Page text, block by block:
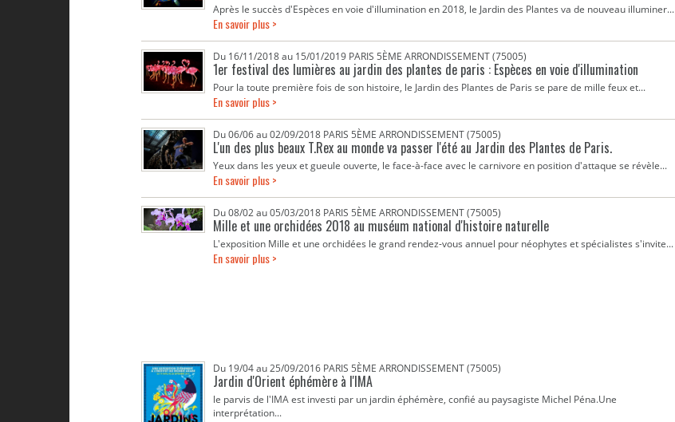
Après le succès d'Espèces en voie d'illumination en 2018, le Jardin des Plantes va de nouveau illuminer...
En savoir plus >
Du 16/11/2018 au 15/01/2019 PARIS 5ÈME ARRONDISSEMENT (75005)
1er festival des lumières au jardin des plantes de paris : Espèces en voie d'illumination
Pour la toute première fois de son histoire, le Jardin des Plantes de Paris se pare de mille feux et...
En savoir plus >
Du 06/06 au 02/09/2018 PARIS 5ÈME ARRONDISSEMENT (75005)
L'un des plus beaux T.Rex au monde va passer l'été au Jardin des Plantes de Paris.
Yeux dans les yeux et gueule ouverte, le face-à-face avec le carnivore en position d'attaque se révèle...
En savoir plus >
Du 08/02 au 05/03/2018 PARIS 5ÈME ARRONDISSEMENT (75005)
Mille et une orchidées 2018 au muséum national d'histoire naturelle
L'exposition Mille et une orchidées le grand rendez-vous annuel pour néophytes et spécialistes s'invite...
En savoir plus >
Du 19/04 au 25/09/2016 PARIS 5ÈME ARRONDISSEMENT (75005)
Jardin d'Orient éphémère à l'IMA
le parvis de l'IMA est investi par un jardin éphémère, confié au paysagiste Michel Péna.Une
interprétation...